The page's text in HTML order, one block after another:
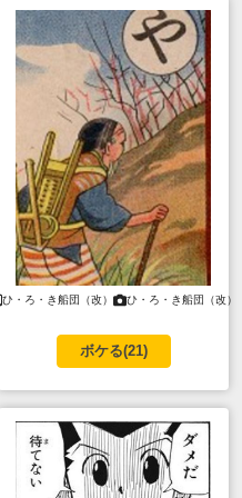
ひ・ろ・き船団（改） ひ・ろ・き船団（改）
ボケる(21)